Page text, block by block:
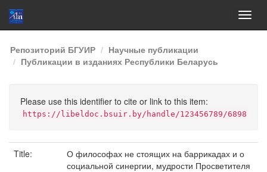
Skip
navigation
Репозиторий БГУИР
Научные публикации
Публикации в изданиях Республики Беларусь
Please use this identifier to cite or link to this item:
https://libeldoc.bsuir.by/handle/123456789/6898
Title:
О философах не стоящих на баррикадах и о
социальной синергии, мудрости Просветителя